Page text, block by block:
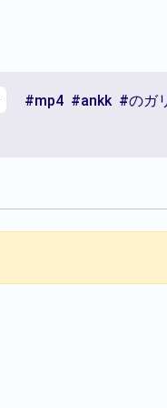
#mp4 #ankk #のガ